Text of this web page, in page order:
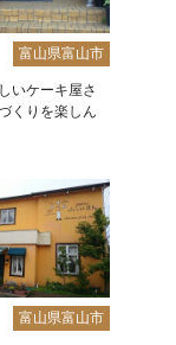
富山県富山市
いケーキ屋さ
くりを楽しん
富山県富山市